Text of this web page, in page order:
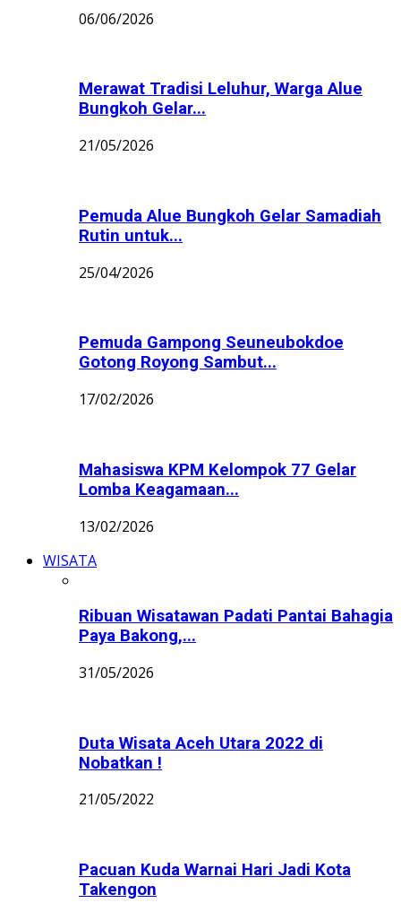
06/06/2026
Merawat Tradisi Leluhur, Warga Alue
Bungkoh Gelar...
21/05/2026
Pemuda Alue Bungkoh Gelar Samadiah
Rutin untuk...
25/04/2026
Pemuda Gampong Seuneubokdoe
Gotong Royong Sambut...
17/02/2026
Mahasiswa KPM Kelompok 77 Gelar
Lomba Keagamaan...
13/02/2026
WISATA
Ribuan Wisatawan Padati Pantai Bahagia
Paya Bakong,...
31/05/2026
Duta Wisata Aceh Utara 2022 di
Nobatkan !
21/05/2022
Pacuan Kuda Warnai Hari Jadi Kota
Takengon